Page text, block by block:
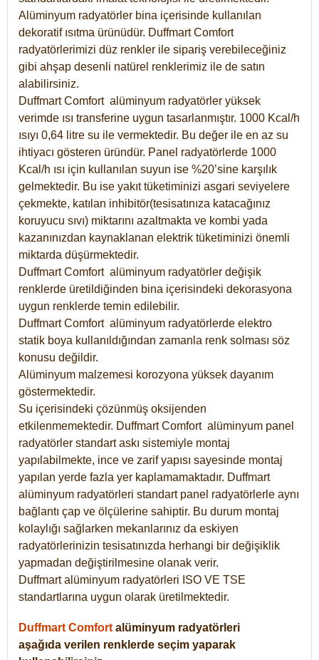
Alüminyum radyatörler bina içerisinde kullanılan
dekoratif ısıtma ürünüdür. Duffmart Comfort
radyatörlerimizi düz renkler ile sipariş verebileceğiniz
gibi ahşap desenli natürel renklerimiz ile de satın
alabilirsiniz.
Duffmart Comfort alüminyum radyatörler yüksek
verimde ısı transferine uygun tasarlanmıştır. 1000 Kcal/h
ısıyı 0,64 litre su ile vermektedir. Bu değer ile en az su
ihtiyacı gösteren üründür. Panel radyatörlerde 1000
Kcal/h ısı için kullanılan suyun ise %20’sine karşılık
gelmektedir. Bu ise yakıt tüketiminizi asgari seviyelere
çekmekte, katılan inhibitör(tesisatınıza katacağınız
koruyucu sıvı) miktarını azaltmakta ve kombi yada
kazanınızdan kaynaklanan elektrik tüketiminizi önemli
miktarda düşürmektedir.
Duffmart Comfort alüminyum radyatörler değişik
renklerde üretildiğinden bina içerisindeki dekorasyona
uygun renklerde temin edilebilir.
DuffmartComfort alüminyum radyatörlerde elektro
statik boya kullanıldığından zamanla renk solması söz
konusu değildir.
Alüminyum malzemesi korozyona yüksek dayanım
göstermektedir.
Su içerisindeki çözünmüş oksijenden
etkilenmemektedir. DuffmartComfort alüminyum panel
radyatörler standart askı sistemiyle montaj
yapılabilmekte, ince ve zarif yapısı sayesinde montaj
yapılan yerde fazla yer kaplamamaktadır. Duffmart
alüminyum radyatörleri standart panel radyatörlerle aynı
bağlantı çap ve ölçülerine sahiptir. Bu durum montaj
kolaylığı sağlarken mekanlarınız da eskiyen
radyatörlerinizin tesisatınızda herhangi bir değişiklik
yapmadan değiştirilmesine olanak verir.
Duffmart alüminyum radyatörleri ISO VE TSE
standartlarına uygun olarak üretilmektedir.
Duffmart Comfort alüminyum radyatörleri
aşağıda verilen renklerde seçim yaparak